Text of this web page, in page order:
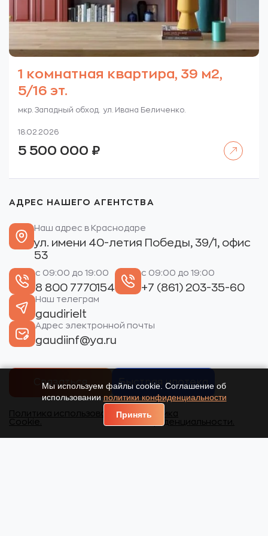
1 комнатная квартира, 39 м2,
5/16 эт.
мкр. Западный обход. ул. Ивана Беличенко.
18.02.2026
5 500 000 ₽
АДРЕС НАШЕГО АГЕНТСТВА
Наш адрес в Краснодаре
ул. имени 40-летия Победы, 39/1, офис
53
с 09:00 до 19:00
8 800 7770154
с 09:00 до 19:00
+7 (861) 203-35-60
Наш телеграм
gaudirielt
Адрес электронной почты
gaudiinf@ya.ru
Связаться Быстрая ипотека
Политика использования
Cookie.
Политика
конфиденциальности.
Мы используем файлы cookie. Соглашение об
использовании политики конфиденциальности
Принять